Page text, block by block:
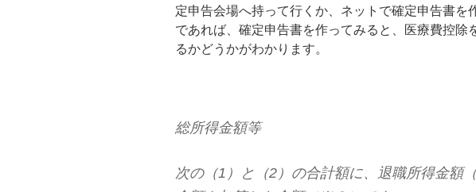
定申告会場へ持って行くか、ネットで確定申告書を
であれば、確定申告書を作ってみると、医療費控除
るかどうかがわかります。
総所得金額等
次の（1）と（2）の合計額に、退職所得金額